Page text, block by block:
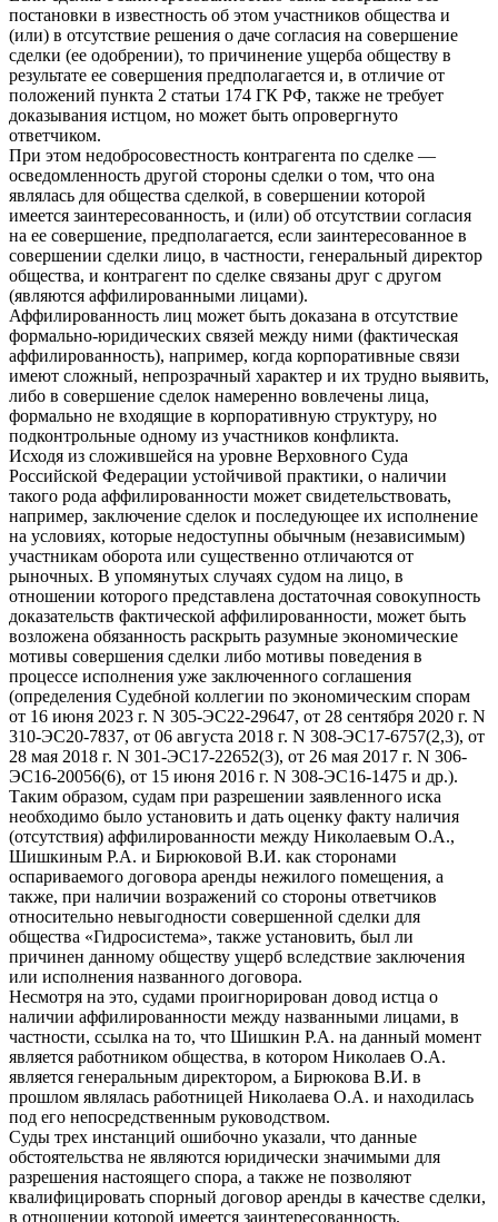
постановки в известность об этом участников общества и
(или) в отсутствие решения о даче согласия на совершение
сделки (ее одобрении), то причинение ущерба обществу в
результате ее совершения предполагается и, в отличие от
положений пункта 2 статьи 174 ГК РФ, также не требует
доказывания истцом, но может быть опровергнуто
ответчиком.
При этом недобросовестность контрагента по сделке —
осведомленность другой стороны сделки о том, что она
являлась для общества сделкой, в совершении которой
имеется заинтересованность, и (или) об отсутствии согласия
на ее совершение, предполагается, если заинтересованное в
совершении сделки лицо, в частности, генеральный директор
общества, и контрагент по сделке связаны друг с другом
(являются аффилированными лицами).
Аффилированность лиц может быть доказана в отсутствие
формально-юридических связей между ними (фактическая
аффилированность), например, когда корпоративные связи
имеют сложный, непрозрачный характер и их трудно выявить,
либо в совершение сделок намеренно вовлечены лица,
формально не входящие в корпоративную структуру, но
подконтрольные одному из участников конфликта.
Исходя из сложившейся на уровне Верховного Суда
Российской Федерации устойчивой практики, о наличии
такого рода аффилированности может свидетельствовать,
например, заключение сделок и последующее их исполнение
на условиях, которые недоступны обычным (независимым)
участникам оборота или существенно отличаются от
рыночных. В упомянутых случаях судом на лицо, в
отношении которого представлена достаточная совокупность
доказательств фактической аффилированности, может быть
возложена обязанность раскрыть разумные экономические
мотивы совершения сделки либо мотивы поведения в
процессе исполнения уже заключенного соглашения
(определения Судебной коллегии по экономическим спорам
от 16 июня 2023 г. N 305-ЭС22-29647, от 28 сентября 2020 г. N
310-ЭС20-7837, от 06 августа 2018 г. N 308-ЭС17-6757(2,3), от
28 мая 2018 г. N 301-ЭС17-22652(3), от 26 мая 2017 г. N 306-
ЭС16-20056(6), от 15 июня 2016 г. N 308-ЭС16-1475 и др.).
Таким образом, судам при разрешении заявленного иска
необходимо было установить и дать оценку факту наличия
(отсутствия) аффилированности между Николаевым О.А.,
Шишкиным Р.А. и Бирюковой В.И. как сторонами
оспариваемого договора аренды нежилого помещения, а
также, при наличии возражений со стороны ответчиков
относительно невыгодности совершенной сделки для
общества «Гидросистема», также установить, был ли
причинен данному обществу ущерб вследствие заключения
или исполнения названного договора.
Несмотря на это, судами проигнорирован довод истца о
наличии аффилированности между названными лицами, в
частности, ссылка на то, что Шишкин Р.А. на данный момент
является работником общества, в котором Николаев О.А.
является генеральным директором, а Бирюкова В.И. в
прошлом являлась работницей Николаева О.А. и находилась
под его непосредственным руководством.
Суды трех инстанций ошибочно указали, что данные
обстоятельства не являются юридически значимыми для
разрешения настоящего спора, а также не позволяют
квалифицировать спорный договор аренды в качестве сделки,
в отношении которой имеется заинтересованность.